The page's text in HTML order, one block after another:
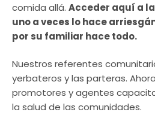
comida allá. Acceder aquí a
uno a veces lo hace
por su familiar hace todo.
Nuestros referentes
yerbateros y las parteras.
promotores y agentes
la salud de las comunidades.